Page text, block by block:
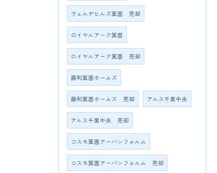
ヴェルデヒルズ箕面 売却
ロイヤルアーク箕面
ロイヤルアーク箕面 売却
藤和箕面ホームズ
藤和箕面ホームズ 売却 アルス千里中央
アルス千里中央 売却
コスモ箕面アーバンフォルム
コスモ箕面アーバンフォルム 売却